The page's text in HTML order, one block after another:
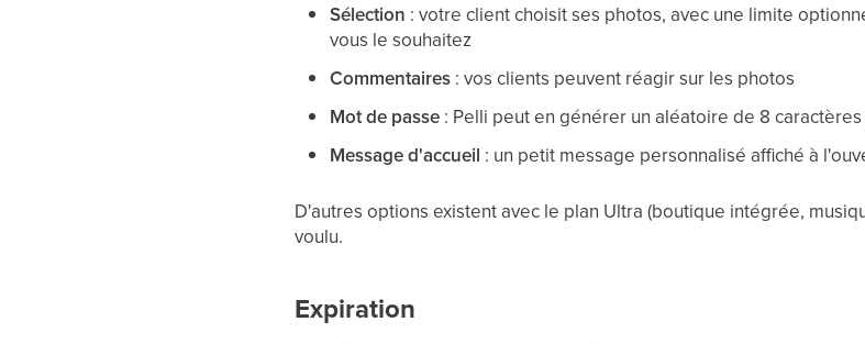
Sélection : votre client choisit ses photos, avec une limite
vous le souhaitez
Commentaires : vos clients peuvent réagir sur les photos
Mot de passe : Pelli peut en générer un aléatoire de 8
Message d'accueil : un petit message personnalisé affiché à
D'autres options existent avec le plan Ultra (boutique intégrée,
voulu.
Expiration